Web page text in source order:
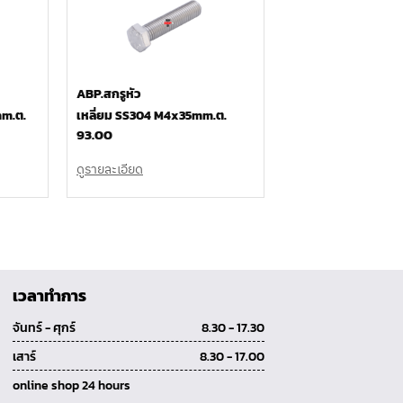
ต.
ABP.สกรูหัว
เหลี่ยม SS304 M4x35mm.ต.
93.00
ดูรายละเอียด
เวลาทำการ
จันทร์ - ศุกร์
8.30 - 17.30
เสาร์
8.30 - 17.00
online shop 24 hours